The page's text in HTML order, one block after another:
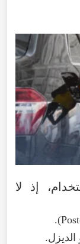
، إذ
لا
).
الديزل.